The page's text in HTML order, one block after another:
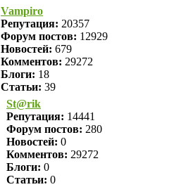
Vampiro
Репутация: 20357
Форум постов: 12929
Новостей: 679
Комментов: 29272
Блоги: 18
Статьи: 39
St@rik
Репутация: 14441
Форум постов: 280
Новостей: 0
Комментов: 29272
Блоги: 0
Статьи: 0